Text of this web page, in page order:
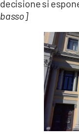
decisione si
basso]